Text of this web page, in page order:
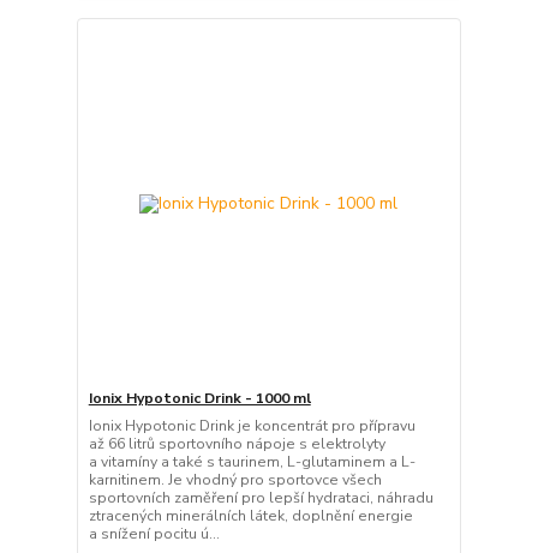
Ionix Hypotonic Drink - 1000 ml
Ionix Hypotonic Drink je koncentrát pro přípravu
až 66 litrů sportovního nápoje s elektrolyty
a vitamíny a také s taurinem, L-glutaminem a L-
karnitinem. Je vhodný pro sportovce všech
sportovních zaměření pro lepší hydrataci, náhradu
ztracených minerálních látek, doplnění energie
a snížení pocitu ú...